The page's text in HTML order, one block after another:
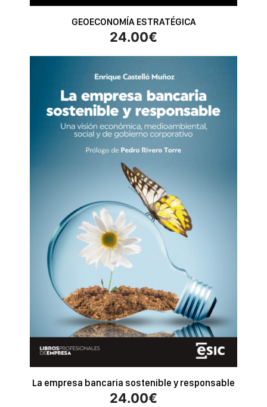
GEOECONOMÍA ESTRATÉGICA
24.00€
La empresa bancaria sostenible y responsable
24.00€